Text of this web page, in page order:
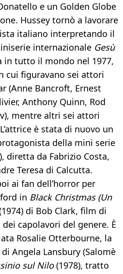
e un Golden Globe
Hussey tornò a lavorare
italiano interpretando il
internazionale Gesù
in tutto il mondo nel 1977,
cui figuravano sei attori
(Anne Bancroft, Ernest
Anthony Quinn, Rod
mentre altri sei attori
è stata di nuovo un
della mini serie
diretta da Fabrizio Costa,
Teresa di Calcutta.
ai fan dell’horror per
in Black Christmas (Un
di Bob Clark, film di
capolavori del genere. È
Rosalie Otterbourne, la
Angela Lansbury (Salomè
sul Nilo(1978), tratto